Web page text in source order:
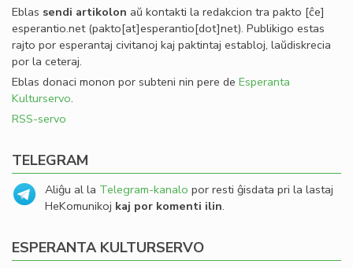
Eblas sendi artikolon aŭ kontakti la redakcion tra pakto [ĉe]
esperantio.net(pakto[at]esperantio[dot]net). Publikigo estas
rajto por esperantaj civitanoj kaj paktintaj establoj, laŭdiskrecia
por la ceteraj.
Eblas donaci monon por subteni nin pere de Esperanta
Kulturservo.
RSS-servo
TELEGRAM
Aliĝu al la Telegram-kanalo por resti ĝisdata pri la lastaj
HeKomunikoj kaj por komenti ilin.
ESPERANTA KULTURSERVO